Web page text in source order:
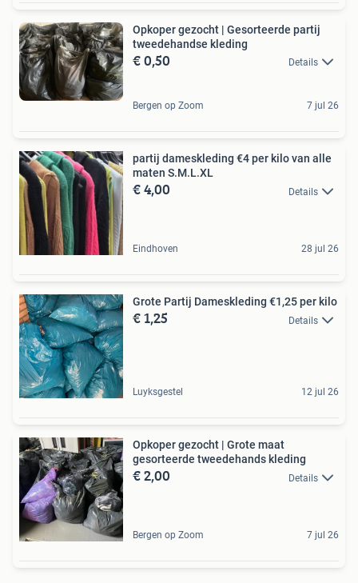
Opkoper gezocht | Gesorteerde partij
tweedehandse kleding ️
€ 0,50 Details
Bergen op Zoom 7 jul 26
partij dameskleding €4 per kilo van alle
maten S.M.L.XL
€ 4,00 Details
Eindhoven 28 jul 26
Grote Partij Dameskleding €1,25 per kilo
€ 1,25 Details
Luyksgestel 12 jul 26
Opkoper gezocht | Grote maat
gesorteerde tweedehands kleding
€ 2,00 Details
Bergen op Zoom 7 jul 26